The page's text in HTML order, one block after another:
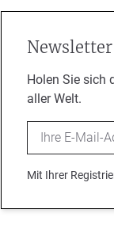
Newsletter
Holen Sie sich
aller Welt.
Email
Mit Ihrer